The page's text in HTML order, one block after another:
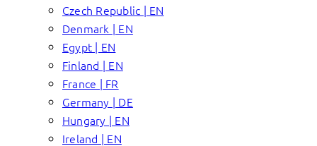
Czech Republic | EN
Denmark | EN
Egypt | EN
Finland | EN
France | FR
Germany | DE
Hungary | EN
Ireland | EN